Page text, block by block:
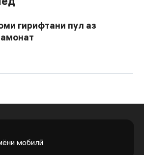
гирифтани пул аз
мобилӣ